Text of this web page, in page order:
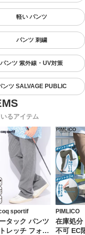
軽い パンツ
パンツ 刺繍
パンツ 紫外線・UV対策
ンツ SALVAGE PUBLIC
るアイテム
sportif
タック パンツ
レッチ フォー
PIMLICO
在庫処
不可 EC